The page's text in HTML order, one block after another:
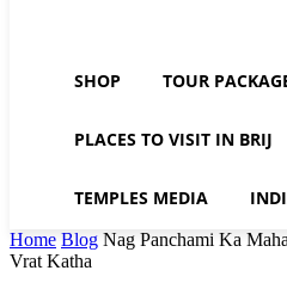
SHOP TOUR
PLACES TO VISIT IN BRIJ
TEMPLES MEDIA
Home Blog Nag Panchami Ka
Vrat Katha